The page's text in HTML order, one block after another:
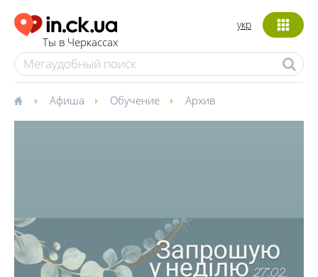
Ты в Черкассах
укр
Афиша Обучение Архив